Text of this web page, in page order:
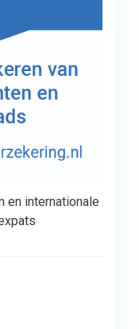
en internationale